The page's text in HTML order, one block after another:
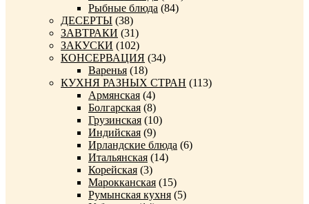
Рыбные блюда (84)
ДЕСЕРТЫ (38)
ЗАВТРАКИ (31)
ЗАКУСКИ (102)
КОНСЕРВАЦИЯ (34)
Варенья (18)
КУХНЯ РАЗНЫХ СТРАН (113)
Армянская (4)
Болгарская (8)
Грузинская (10)
Индийская (9)
Ирландские блюда (6)
Итальянская (14)
Корейская (3)
Марокканская (15)
Румынская кухня (5)